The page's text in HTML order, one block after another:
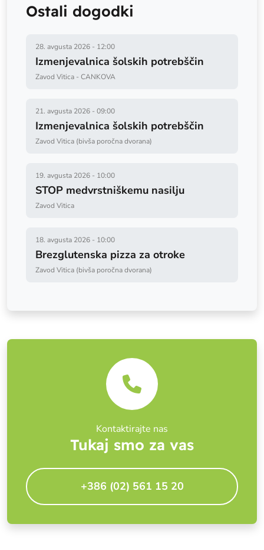
Ostali dogodki
28. avgusta 2026 - 12:00
Izmenjevalnica šolskih potrebščin
Zavod Vitica - CANKOVA
21. avgusta 2026 - 09:00
Izmenjevalnica šolskih potrebščin
Zavod Vitica (bivša poročna dvorana)
19. avgusta 2026 - 10:00
STOP medvrstniškemu nasilju
Zavod Vitica
18. avgusta 2026 - 10:00
Brezglutenska pizza za otroke
Zavod Vitica (bivša poročna dvorana)
Kontaktirajte nas
Tukaj smo za vas
+386 (02) 561 15 20